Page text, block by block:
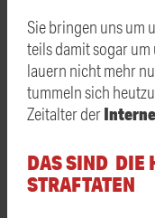
Sie bringen uns um
teils damit sogar um
lauern nicht mehr
tummeln sich
Zeitalter der
DAS SIND DIE
STRAFTATEN